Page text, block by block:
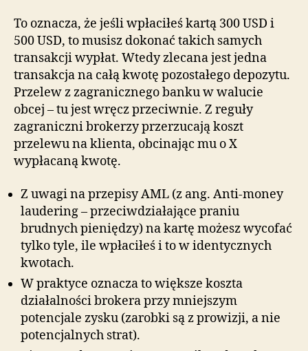
To oznacza, że jeśli wpłaciłeś kartą 300 USD i
500 USD, to musisz dokonać takich samych
transakcji wypłat. Wtedy zlecana jest jedna
transakcja na całą kwotę pozostałego depozytu.
Przelew z zagranicznego banku w walucie
obcej – tu jest wręcz przeciwnie. Z reguły
zagraniczni brokerzy przerzucają koszt
przelewu na klienta, obcinając mu o X
wypłacaną kwotę.
Z uwagi na przepisy AML (z ang. Anti-money
laudering – przeciwdziałające praniu
brudnych pieniędzy) na kartę możesz wycofać
tylko tyle, ile wpłaciłeś i to w identycznych
kwotach.
W praktyce oznacza to większe koszta
działalności brokera przy mniejszym
potencjale zysku (zarobki są z prowizji, a nie
potencjalnych strat).